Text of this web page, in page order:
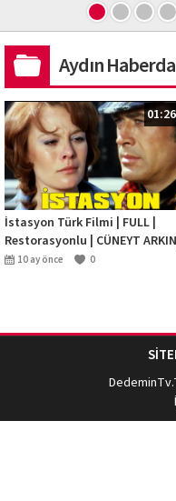
Aydın
İstasyon Türk Filmi | FULL |
Restorasyonlu | CÜNEYT
HÜLYA KOÇYİĞİT
10 ay önce 0